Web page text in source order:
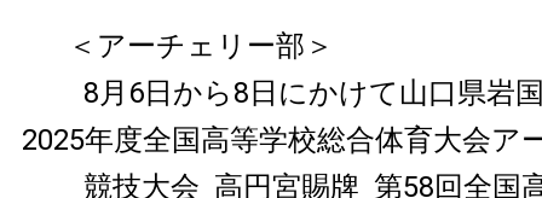
＜アーチェリー部＞
8月6日から8日にかけて山口県岩
2025年度全国高等学校総合体育大会ア
競技大会 高円宮賜牌 第58回全国